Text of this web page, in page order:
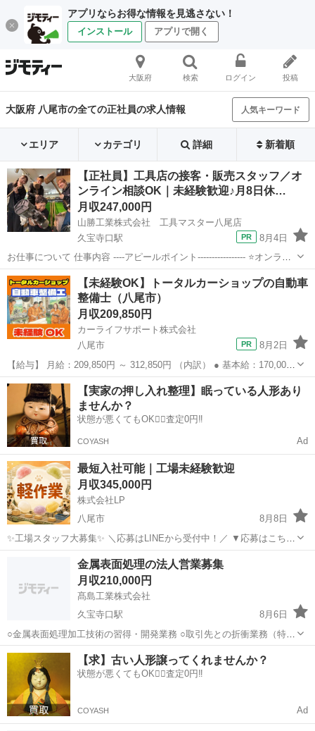
アプリならお得な情報を見逃さない！
インストール アプリで開く
大阪府 検索 ログイン 投稿
大阪府 八尾市の全ての正社員の求人情報 人気キーワード
エリア カテゴリ 詳細 新着順
【正社員】工具店の接客・販売スタッフ／オ
ンライン相談OK｜未経験歓迎♪月8日休…
月収247,000円
山勝工業株式会社 工具マスター八尾店
久宝寺口駅
8月4日
お仕事について 仕事内容 ----アピールポイント----------------- ⭐オンライ
ン相談も実施中！⭐ 現在お仕事中の方も 「ちょっと詳しく聞きたい」
方も お気軽にご応募ください♪ ■未経験・...
大阪 八尾市 久宝寺口駅 その他
【未経験OK】トータルカーショップの自動車
整備士（八尾市）
月収209,850円
カーライフサポート株式会社
八尾市
8月2日
【給与】 月給：209,850円 ～ 312,850円 （内訳） ● 基本給：170,000
円 ● 業務手当：2,000円～30,000円 ● 職能手当：2,000円～30,000円 ●
工賃手当：5,000円～...
大阪 八尾市 その他 未経験
【実家の押し入れ整理】眠っている人形あり
ませんか？
状態が悪くてもOK🙆‍♀️査定0円‼️
COYASH Ad
最短入社可能｜工場未経験歓迎
月収345,000円
株式会社LP
八尾市
8月8日
✨工場スタッフ大募集✨ ＼応募はLINEから受付中！／ ▼応募はこちら
https://lin.ee/wSdk4Ka ご登録後に簡単な内容を送っていただくだけ！
担当スタッフが順番にご案内いたします。 ...
工場 未経験
金属表面処理の法人営業募集
月収210,000円
髙島工業株式会社
久宝寺口駅
8月6日
○金属表面処理加工技術の習得・開発業務 ○取引先との折衝業務（特に
技術面での折衝） 〇顧客のニーズに合わせた表面処理加工のご提案 試
用期間：3ヶ月 マイカー通勤：不可(自転車やバイクは可) 転勤：なし
大阪 八尾市 久宝寺口駅 その他 業務
【求】古い人形譲ってくれませんか？
状態が悪くてもOK🙆‍♀️査定0円‼️
COYASH Ad